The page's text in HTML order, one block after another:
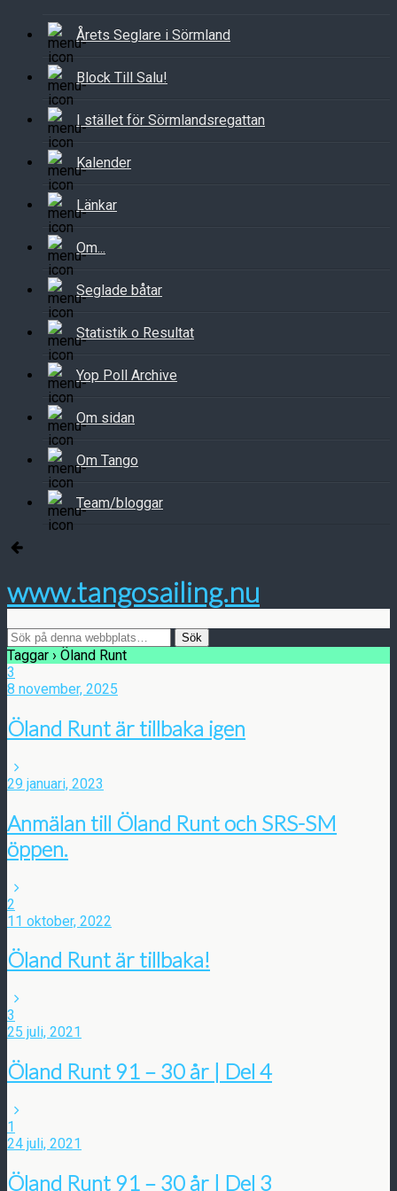
Årets Seglare i Sörmland
Block Till Salu!
I stället för Sörmlandsregattan
Kalender
Länkar
Om...
Seglade båtar
Statistik o Resultat
Yop Poll Archive
Om sidan
Om Tango
Team/bloggar
www.tangosailing.nu
Taggar › Öland Runt
3
8 november, 2025
Öland Runt är tillbaka igen
29 januari, 2023
Anmälan till Öland Runt och SRS-SM
öppen.
2
11 oktober, 2022
Öland Runt är tillbaka!
3
25 juli, 2021
Öland Runt 91 – 30 år | Del 4
1
24 juli, 2021
Öland Runt 91 – 30 år | Del 3